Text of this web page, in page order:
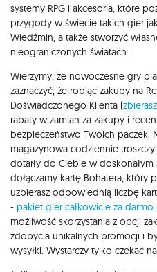
systemy RPG i akcesoria, które
przygody w świecie takich gier
Wiedźmin, a także stworzyć
nieograniczonych światach.
Wierzymy, że nowoczesne gry
zaznaczyć, że robiąc zakupy na
Doświadczonego Klienta (
rabaty w zamian za zakupy i
bezpieczeństwo Twoich paczek.
magazynowa codziennie
dotarły do Ciebie w
dołączamy kartę Bohatera, który
uzbierasz odpowiednią liczbę
- pakiet gier całkowicie za darmo
możliwość skorzystania z opcji
zdobycia unikalnych promocji i
wysyłki. Wystarczy tylko czekać